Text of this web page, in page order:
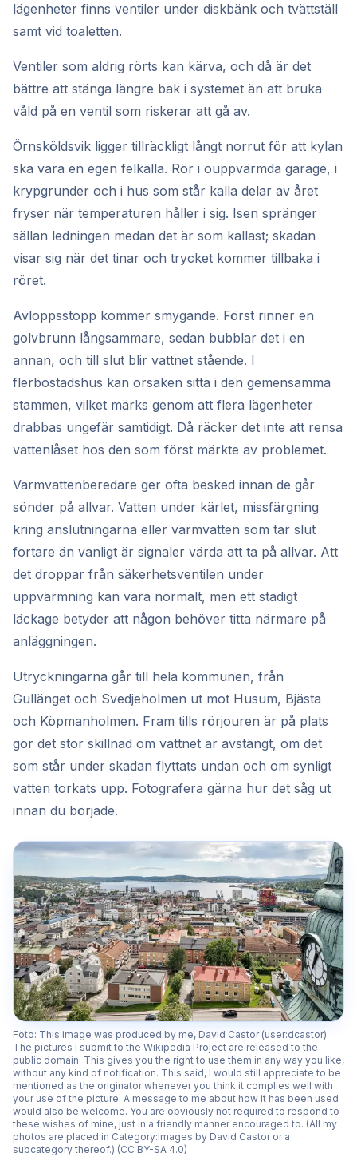
lägenheter finns ventiler under diskbänk och tvättställ
samt vid toaletten.
Ventiler som aldrig rörts kan kärva, och då är det
bättre att stänga längre bak i systemet än att bruka
våld på en ventil som riskerar att gå av.
Örnsköldsvik ligger tillräckligt långt norrut för att kylan
ska vara en egen felkälla. Rör i ouppvärmda garage, i
krypgrunder och i hus som står kalla delar av året
fryser när temperaturen håller i sig. Isen spränger
sällan ledningen medan det är som kallast; skadan
visar sig när det tinar och trycket kommer tillbaka i
röret.
Avloppsstopp kommer smygande. Först rinner en
golvbrunn långsammare, sedan bubblar det i en
annan, och till slut blir vattnet stående. I
flerbostadshus kan orsaken sitta i den gemensamma
stammen, vilket märks genom att flera lägenheter
drabbas ungefär samtidigt. Då räcker det inte att rensa
vattenlåset hos den som först märkte av problemet.
Varmvattenberedare ger ofta besked innan de går
sönder på allvar. Vatten under kärlet, missfärgning
kring anslutningarna eller varmvatten som tar slut
fortare än vanligt är signaler värda att ta på allvar. Att
det droppar från säkerhetsventilen under
uppvärmning kan vara normalt, men ett stadigt
läckage betyder att någon behöver titta närmare på
anläggningen.
Utryckningarna går till hela kommunen, från
Gullänget och Svedjeholmen ut mot Husum, Bjästa
och Köpmanholmen. Fram tills rörjouren är på plats
gör det stor skillnad om vattnet är avstängt, om det
som står under skadan flyttats undan och om synligt
vatten torkats upp. Fotografera gärna hur det såg ut
innan du började.
Foto: This image was produced by me, David Castor (user:dcastor).
The pictures I submit to the Wikipedia Project are released to the
public domain. This gives you the right to use them in any way you like,
without any kind of notification. This said, I would still appreciate to be
mentioned as the originator whenever you think it complies well with
your use of the picture. A message to me about how it has been used
would also be welcome. You are obviously not required to respond to
these wishes of mine, just in a friendly manner encouraged to. (All my
photos are placed in Category:Images by David Castor or a
subcategory thereof.) (CC BY-SA 4.0)